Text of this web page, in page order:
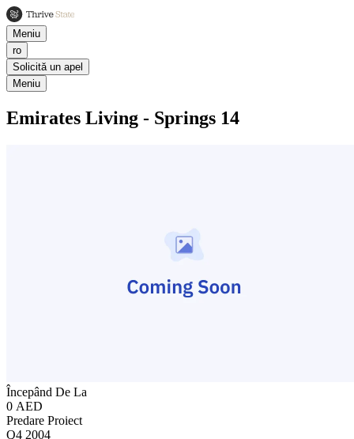
Meniu
ro
Solicită un apel
Meniu
Emirates Living - Springs 14
Începând De La
0 AED
Predare Proiect
Q4 2004